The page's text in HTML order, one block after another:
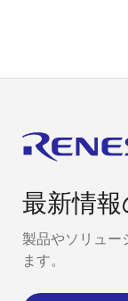
最新情
製品やソリュー
ます。